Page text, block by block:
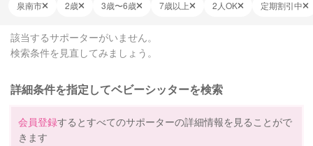
泉南市 2歳 3歳〜6歳 7歳以上 2人OK 定期割引中
該当するサポーターがいません。
検索条件を見直してみましょう。
詳細条件を指定してベビーシッターを検索
会員登録するとすべてのサポーターの詳細情報を見ることがで
きます